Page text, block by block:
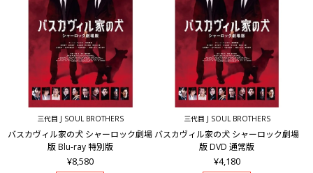
三代目 J SOUL BROTHERS
バスカヴィル家の犬 シャーロック劇場
版 Blu-ray 特別版
¥8,580
三代目 J SOUL BROTHERS
バスカヴィル家の犬 シャーロック劇場
版 DVD 通常版
¥4,180